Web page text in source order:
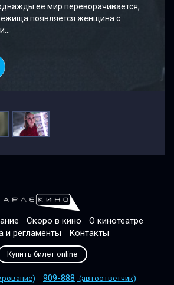
ее мир переворачивается,
появляется женщина с
Скоро в кино
О кинотеатре
и регламенты
Контакты
Купить билет online
909-888 (автоответчик)